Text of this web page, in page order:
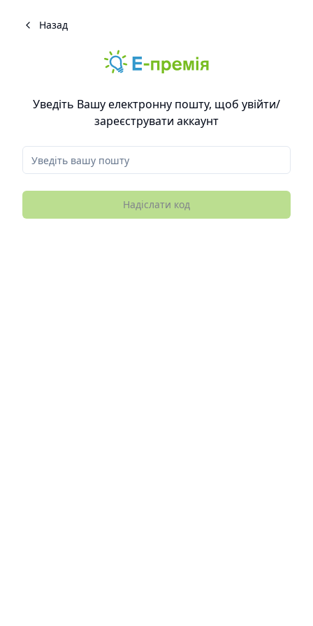
Назад
Уведіть Вашу електронну пошту, щоб увійти/
зареєструвати аккаунт
Email
Надіслати код